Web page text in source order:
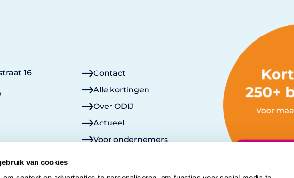
van cookies
16
Contact
Alle kortingen
Over ODIJ
Actueel
Voor ondernemers